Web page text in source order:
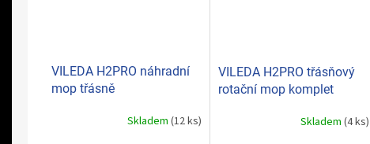
VILEDA H2PRO náhradní
mop třásně
Skladem (12 ks)
VILEDA H2PRO třásňový
rotační mop komplet
Skladem (4 ks)